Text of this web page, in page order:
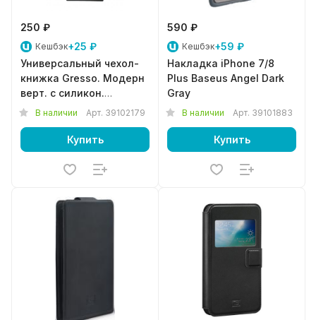
250 ₽
Кешбэк+25 ₽
Универсальный чехол-
книжка Gresso. Модерн
верт. с силикон.
шеллом. (размер 4,2-
В наличии Арт. 39102179
Купить
590 ₽
Кешбэк+59 ₽
Накладка iPhone 7/8
Plus Baseus Angel Dark
Gray
В наличии Арт. 39101883
Купить